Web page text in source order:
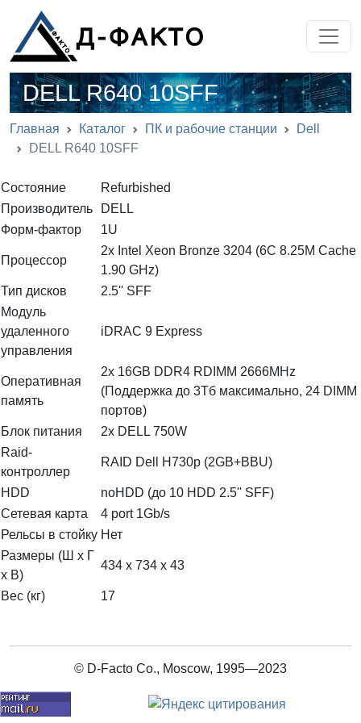
DELL R640 10SFF
Главная Каталог ПК и рабочие станции
Dell
DELL R640 10SFF
Состояние
Refurbished
Производитель
DELL
Форм-фактор
1U
Процессор
2x Intel Xeon Bronze 3204 (6C 8.25M Cache
1.90 GHz)
Тип дисков
2.5'' SFF
Модуль
удаленного
управления
iDRAC 9 Express
Оперативная
память
2x 16GB DDR4 RDIMM 2666MHz
(Поддержка до 3Тб максимально, 24 DIMM
портов)
Блок питания
2x DELL 750W
Raid-
контроллер
RAID Dell H730p (2GB+BBU)
HDD
noHDD (до 10 HDD 2.5'' SFF)
Сетевая карта
4 port 1Gb/s
Рельсы в стойку Нет
Размеры (Ш х Г
х В)
434 x 734 x 43
Вес (кг) 17
© D-Facto Co., Moscow, 1995—2023